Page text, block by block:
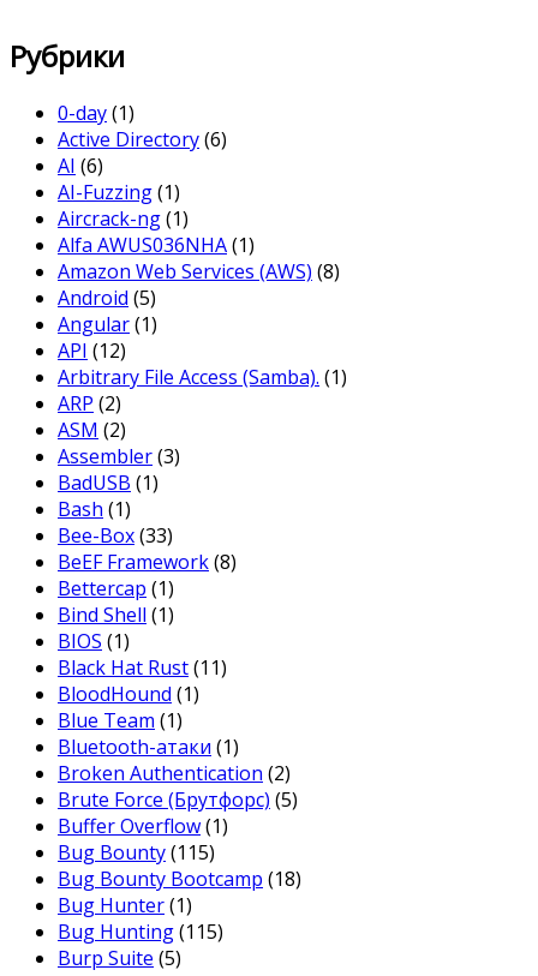
Рубрики
0-day(1)
Active Directory(6)
AI (6)
AI-Fuzzing(1)
Aircrack-ng(1)
Alfa AWUS036NHA(1)
Amazon Web Services (AWS) (8)
Android (5)
Angular(1)
API (12)
Arbitrary File Access (Samba). (1)
ARP (2)
ASM (2)
Assembler(3)
BadUSB (1)
Bash (1)
Bee-Box(33)
BeEF Framework(8)
Bettercap (1)
Bind Shell (1)
BIOS (1)
Black Hat Rust(11)
BloodHound (1)
Blue Team (1)
Bluetooth-атаки (1)
Broken Authentication (2)
Brute Force (Брутфорс) (5)
Buffer Overflow(1)
Bug Bounty(115)
Bug Bounty Bootcamp (18)
Bug Hunter(1)
Bug Hunting(115)
Burp Suite (5)